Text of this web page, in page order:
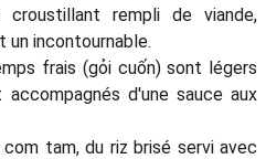
rempli de viande,
un incontournable.
frais (gỏi cuốn) sont légers
d'une sauce aux
tam, du riz brisé servi avec